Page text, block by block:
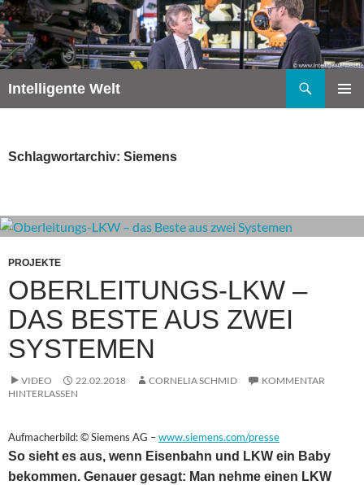
Zum
Inhalt
springen
Intelligente Welt
Schlagwortarchiv: Siemens
PROJEKTE
OBERLEITUNGS-LKW –
DAS BESTE AUS ZWEI
SYSTEMEN
VIDEO 22.02.2018 CORNELIA SCHMID
KOMMENTAR
HINTERLASSEN
Aufmacherbild: © Siemens AG –www.siemens.com/presse
So sieht es aus, wenn Eisenbahn und LKW ein Baby
bekommen. Genauer gesagt: Man nehme einen LKW